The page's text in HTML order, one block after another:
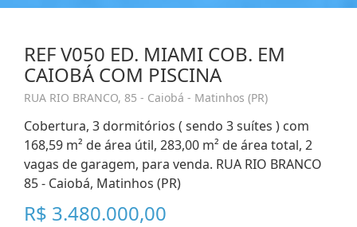
REF V050 ED. MIAMI COB. EM
CAIOBÁ COM PISCINA
RUA RIO BRANCO, 85 - Caiobá - Matinhos (PR)
Cobertura, 3 dormitórios ( sendo 3 suítes ) com
168,59 m² de área útil, 283,00 m² de área total, 2
vagas de garagem, para venda. RUA RIO BRANCO
85 - Caiobá, Matinhos (PR)
R$ 3.480.000,00